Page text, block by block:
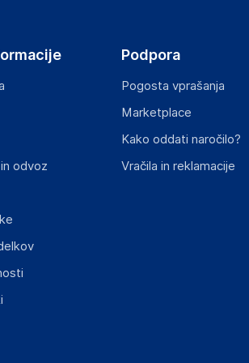
izdelka z zahtevanimi predpisi.
in lahko vključujejo ključne varnostne
odvoz
Podpora
Pogosta vprašanja
Marketplace
Kako oddati naročilo?
Vračila in reklamacije